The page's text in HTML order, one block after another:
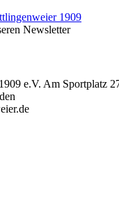
Newsletter
e.V. Am Sportplatz